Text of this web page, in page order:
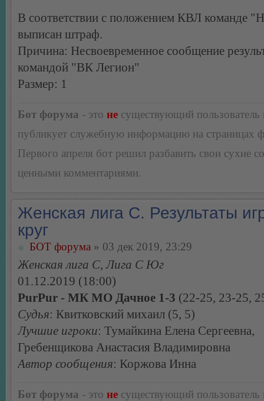
В соответствии с положением КВЛ команде
выписан штраф.
Причина: Несвоевременное сообщение
командой "ВК Легион"
Размер: 1
Бот форума - это не существующий пользователь
публикует служебную информацию на страницах
Первого апреля бот решил разбавить свои сухие
ценными комментариями.
Женская лига С. Результаты
круг
БОТ форума » 03 дек 2019, 23:29
Женская лига С, Лига С Юг
01.12.2019 (18:00)
PurPur - МК МО Дачное 1-3 (22-25, 23-25,
Судья: Квитковский михаил (5, 5)
Лучшие игроки: Тумайкина Елена Сергеевна,
Гребенщикова Анастасия Владимировна
Автор сообщения: Коржова Инна
Бот форума - это не существующий пользователь